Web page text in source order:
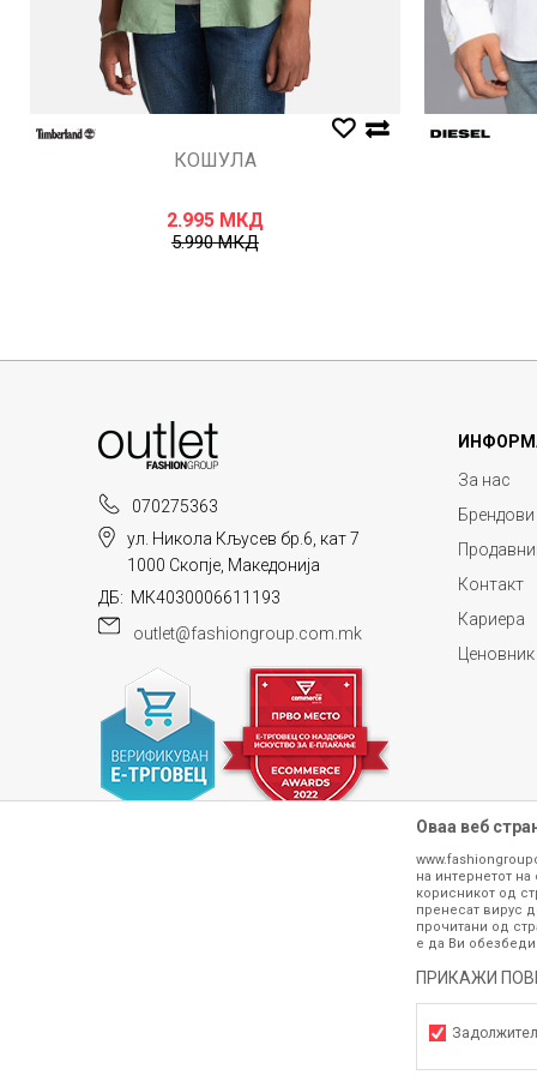
КОШУЛА
2.995 МКД
5.990МКД
070275363
ул. Никола Кљусев бр.6, кат 7
1000 Скопје, Македонија
ДБ: МК4030006611193
outlet@fashiongroup.com.mk
За нас
Брендови
Контакт
Кариера
Ценовник
Сите информации околу производите
гарантираме дека се без ниту една
производот. Доколку дојде до
контактирајте не на
Оваа веб
на интернетот на
корисникот од
пренесат вирус
прочитани од
е да Ви
ПРИКАЖИ